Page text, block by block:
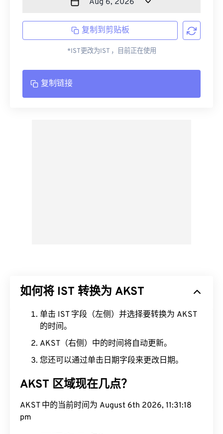
复制到剪贴板
*IST更改为IST ，目前正在使用
复制链接
如何将 IST 转换为 AKST
单击 IST 字段（左侧）并选择要转换为 AKST
的时间。
AKST（右侧）中的时间将自动更新。
您还可以通过单击日期字段来更改日期。
AKST 区域现在几点？
AKST 中的当前时间为 August 6th 2026, 11:31:19
pm